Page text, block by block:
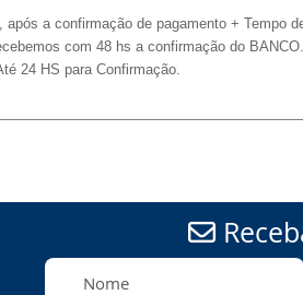
a confirmação de pagamento + Tempo
com 48 hs a confirmação do BANCO.
24 HS para Confirmação.